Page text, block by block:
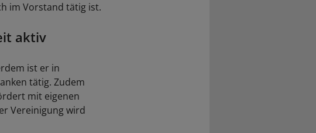
im Vorstand tätig ist.
aktiv
ist er in
tätig. Zudem
mit eigenen
Vereinigung wird